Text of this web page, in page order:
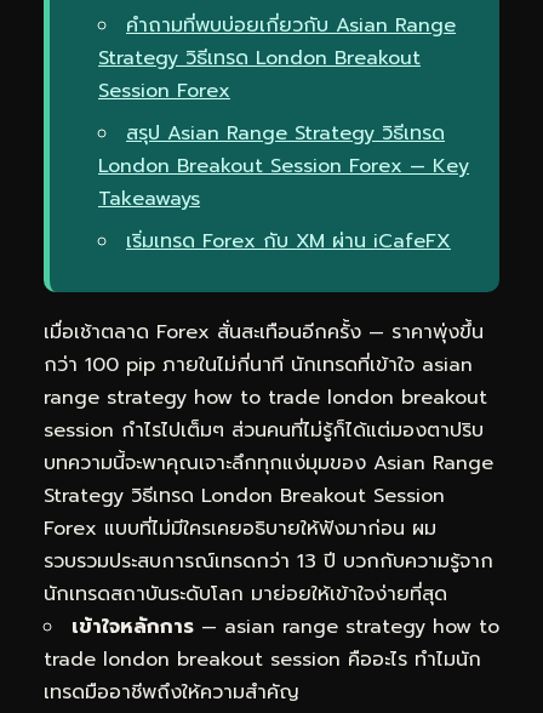
คำถามที่พบบ่อยเกี่ยวกับ Asian Range
Strategy วิธีเทรด London Breakout
Session Forex
สรุป Asian Range Strategy วิธีเทรด
London Breakout Session Forex — Key
Takeaways
เริ่มเทรด Forex กับ XM ผ่าน iCafeFX
เมื่อเช้าตลาด Forex สั่นสะเทือนอีกครั้ง — ราคาพุ่งขึ้น
กว่า 100 pip ภายในไม่กี่นาที นักเทรดที่เข้าใจ asian
range strategy how to trade london breakout
session กำไรไปเต็มๆ ส่วนคนที่ไม่รู้ก็ได้แต่มองตาปริบ
บทความนี้จะพาคุณเจาะลึกทุกแง่มุมของ Asian Range
Strategy วิธีเทรด London Breakout Session
Forex แบบที่ไม่มีใครเคยอธิบายให้ฟังมาก่อน ผม
รวบรวมประสบการณ์เทรดกว่า 13 ปี บวกกับความรู้จาก
นักเทรดสถาบันระดับโลก มาย่อยให้เข้าใจง่ายที่สุด
เข้าใจหลักการ — asian range strategy how to
trade london breakout session คืออะไร ทำไมนัก
เทรดมืออาชีพถึงให้ความสำคัญ